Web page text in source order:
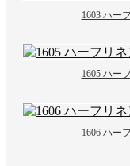
1603 ハー
1605 ハー
1606 ハー